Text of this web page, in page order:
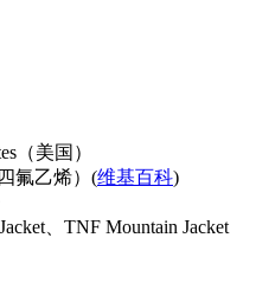
（美国）
氟乙烯）(维基百科)
、TNF Mountain Jacket